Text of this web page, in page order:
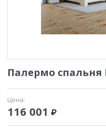
Палермо
Цена:
116 001